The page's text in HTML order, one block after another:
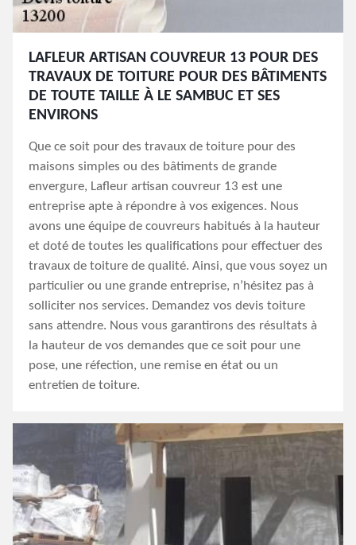
LAFLEUR ARTISAN COUVREUR 13 POUR DES
TRAVAUX DE TOITURE POUR DES BÂTIMENTS
DE TOUTE TAILLE À LE SAMBUC ET SES
ENVIRONS
Que ce soit pour des travaux de toiture pour des
maisons simples ou des bâtiments de grande
envergure, Lafleur artisan couvreur 13 est une
entreprise apte à répondre à vos exigences. Nous
avons une équipe de couvreurs habitués à la hauteur
et doté de toutes les qualifications pour effectuer des
travaux de toiture de qualité. Ainsi, que vous soyez un
particulier ou une grande entreprise, n’hésitez pas à
solliciter nos services. Demandez vos devis toiture
sans attendre. Nous vous garantirons des résultats à
la hauteur de vos demandes que ce soit pour une
pose, une réfection, une remise en état ou un
entretien de toiture.